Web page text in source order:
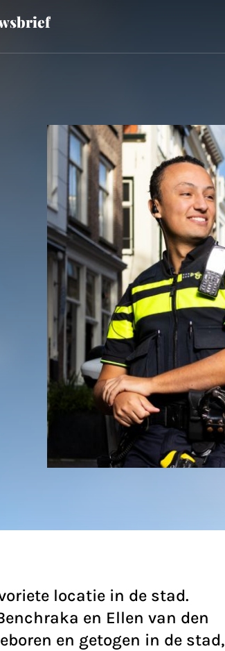
locatie in de stad.
en Ellen van den
en getogen in de stad,